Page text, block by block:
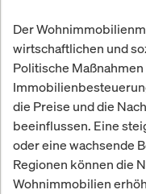
Der
wirtschaftlichen und
Politische
die Preise und die
beeinflussen. Eine
oder eine wachsende
Regionen können die
Wohnimmobilien